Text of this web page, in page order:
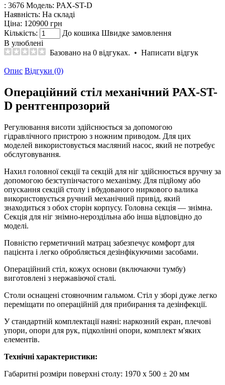
: 3676 Модель: PAX-ST-D
Наявність: На складі
Ціна: 120900 грн
Кількість:
До кошика Швидке замовлення
В улюблені
Базовано на 0 відгуках. • Написати відгук
Опис Відгуки (0)
Операційний стіл механічний PAX-ST-
D рентгенпрозорий
Регулювання висоти здійснюється за допомогою
гідравлічного пристрою з ножним приводом. Для цих
моделей використовується масляний насос, який не потребує
обслуговування.
Нахил головної секції та секцій для ніг здійснюється вручну за
допомогою безступінчастого механізму. Для підйому або
опускання секцій столу і вбудованого ниркового валика
використовується ручний механічний привід, який
знаходиться з обох сторін корпусу. Головна секція — знімна.
Секція для ніг знімно-нероздільна або інша відповідно до
моделі.
Повністю герметичний матрац забезпечує комфорт для
пацієнта і легко обробляється дезінфікуючими засобами.
Операційний стіл, кожух основи (включаючи тумбу)
виготовлені з нержавіючої сталі.
Столи оснащені стояночним гальмом. Стіл у зборі дуже легко
переміщати по операційній для прибирання та дезінфекції.
У стандартній комплектації наяні: наркозний екран, плечові
упори, опори для рук, підколінні опори, комплект м'яких
елементів.
Технічні характеристики:
Габаритні розміри поверхні столу: 1970 х 500 ± 20 мм